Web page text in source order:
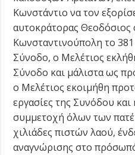
Κωνστάντιο να τον
αυτοκράτορας
Κωνσταντινούπολη το 381
Σύνοδο, ο Μελέτιος
Σύνοδο και μάλιστα ως
ο Μελέτιος εκοιμήθη
εργασίες της Συνόδου και
συμμετοχή όλων των
χιλιάδες πιστών λαού,
αναγνώρισης στο